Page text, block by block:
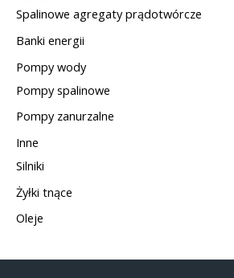
Spalinowe agregaty prądotwórcze
Banki energii
Pompy wody
Pompy spalinowe
Pompy zanurzalne
Inne
Silniki
Żyłki tnące
Oleje